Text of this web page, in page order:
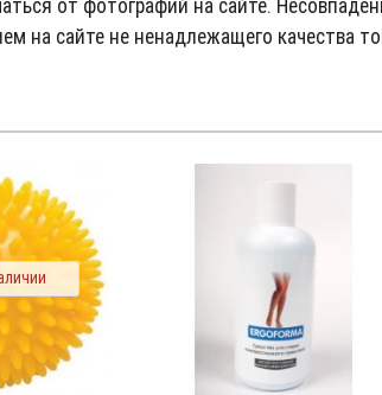
на сайте не ненадлежащего качества